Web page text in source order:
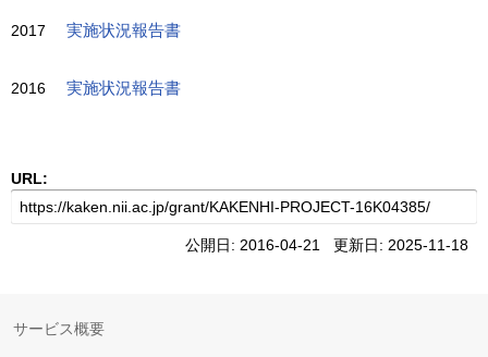
2017 実施状況報告書
2016 実施状況報告書
URL:
公開日: 2016-04-21 更新日: 2025-11-18
サービス概要